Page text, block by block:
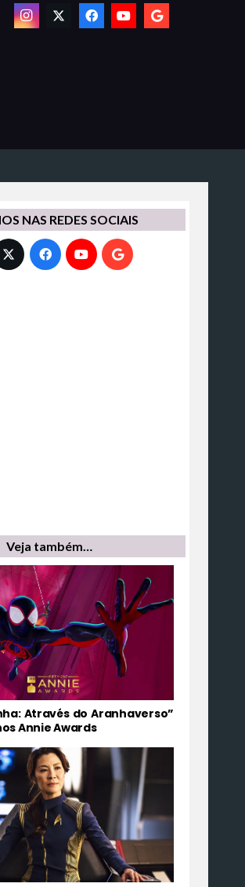
NAS REDES SOCIAIS
Veja também…
Através do Aranhaverso”
Annie Awards